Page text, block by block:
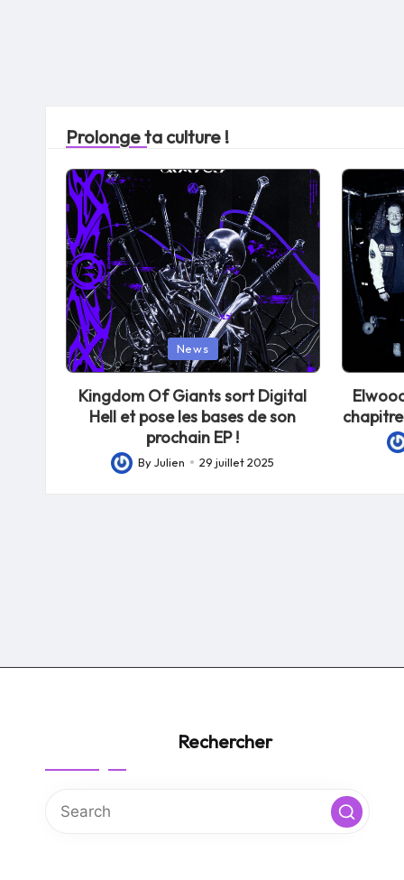
Prolonge ta culture !
Posted
in
News
Kingdom Of Giants sort Digital
Hell et pose les bases de son
prochain EP !
Posted
ByJulien 29 juillet 2025
Posted
in
Rechercher